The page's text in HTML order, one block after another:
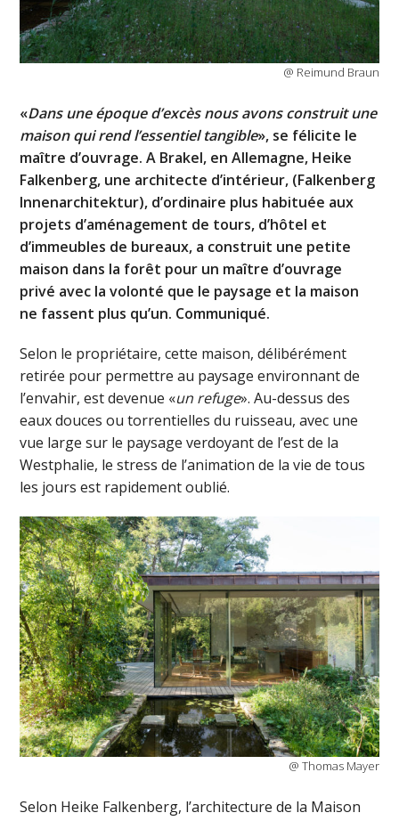
@ Reimund Braun
«Dans une époque d’excès nous avons construit une
maison qui rend l’essentiel tangible», se félicite le
maître d’ouvrage. A Brakel, en Allemagne, Heike
Falkenberg, une architecte d’intérieur, (Falkenberg
Innenarchitektur), d’ordinaire plus habituée aux
projets d’aménagement de tours, d’hôtel et
d’immeubles de bureaux, a construit une petite
maison dans la forêt pour un maître d’ouvrage
privé avec la volonté que le paysage et la maison
ne fassent plus qu’un. Communiqué.
Selon le propriétaire, cette maison, délibérément
retirée pour permettre au paysage environnant de
l’envahir, est devenue «un refuge». Au-dessus des
eaux douces ou torrentielles du ruisseau, avec une
vue large sur le paysage verdoyant de l’est de la
Westphalie, le stress de l’animation de la vie de tous
les jours est rapidement oublié.
@ Thomas Mayer
Selon Heike Falkenberg, l’architecture de la Maison